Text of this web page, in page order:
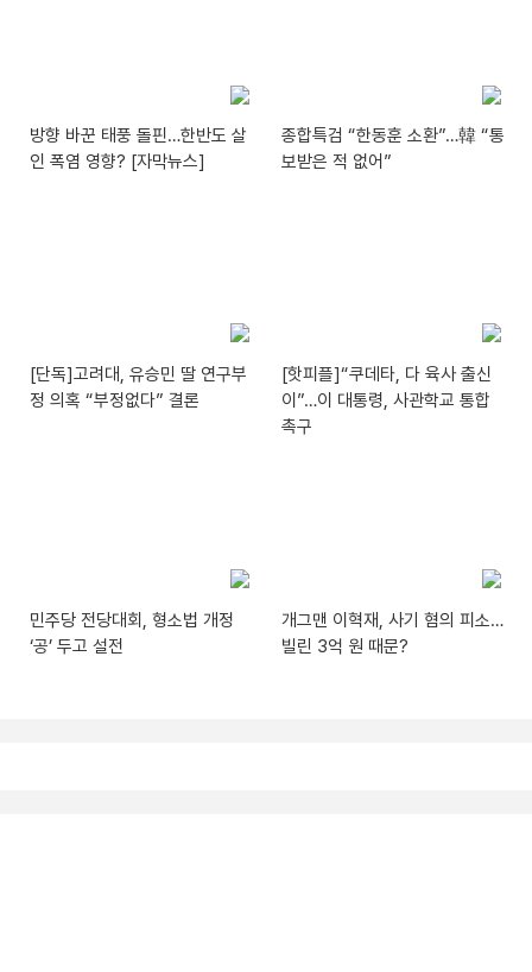
방향 바꾼 태풍 돌핀…한반도 살
인 폭염 영향? [자막뉴스]
종합특검 “한동훈 소환”…韓 “통
보받은 적 없어”
[단독]고려대, 유승민 딸 연구부
정 의혹 “부정없다” 결론
[핫피플]“쿠데타, 다 육사 출신
이”…이 대통령, 사관학교 통합
촉구
민주당 전당대회, 형소법 개정
‘공’ 두고 설전
개그맨 이혁재, 사기 혐의 피소…
빌린 3억 원 때문?